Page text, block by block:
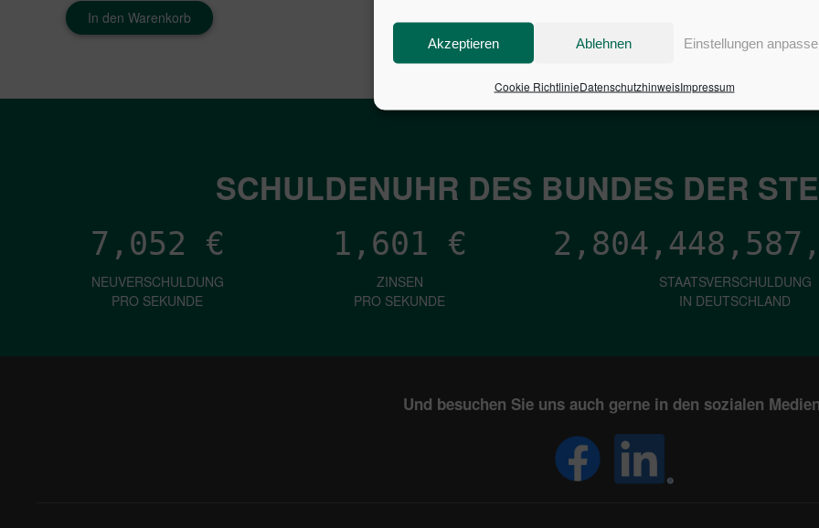
Akzeptieren Ablehnen Einstellungen
Cookie RichtlinieDatenschutzhinweisImpressum
In den Warenkorb
SCHULDENUHR DES BUNDES DER
7,052 €
NEUVERSCHULDUNG
PRO SEKUNDE
1,601 €
ZINSEN
PRO SEKUNDE
STAATSVERSCHULDUNG
IN DEUTSCHLAND
Und besuchen Sie uns auch gerne in den sozialen